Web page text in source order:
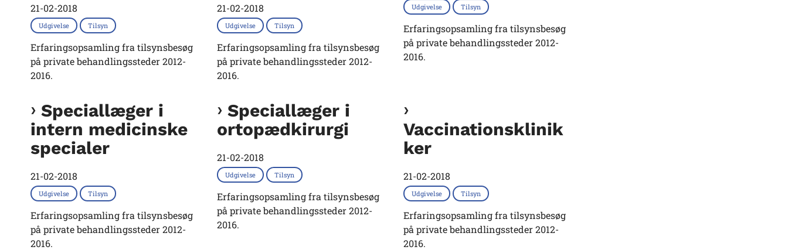
21-02-2018
Udgivelse Tilsyn
Erfaringsopsamling fra tilsynsbesøg
på private behandlingssteder 2012-
2016.
21-02-2018
Udgivelse Tilsyn
Erfaringsopsamling fra tilsynsbesøg
på private behandlingssteder 2012-
2016.
Udgivelse Tilsyn
Erfaringsopsamling fra tilsynsbesøg
på private behandlingssteder 2012-
2016.
Speciallæger i
intern medicinske
specialer
21-02-2018
Udgivelse Tilsyn
Erfaringsopsamling fra tilsynsbesøg
på private behandlingssteder 2012-
2016.
Speciallæger i
ortopædkirurgi
21-02-2018
Udgivelse Tilsyn
Erfaringsopsamling fra tilsynsbesøg
på private behandlingssteder 2012-
2016.
Vaccinationsklinik
ker
21-02-2018
Udgivelse Tilsyn
Erfaringsopsamling fra tilsynsbesøg
på private behandlingssteder 2012-
2016.